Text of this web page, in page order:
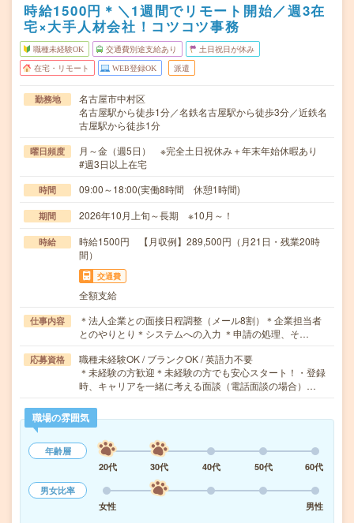
時給1500円＊＼1週間でリモート開始／週3在
宅×大手人材会社！コツコツ事務
職種未経験OK 交通費別途支給あり 土日祝日が休み
在宅・リモート WEB登録OK 派遣
勤務地
名古屋市中村区
名古屋駅から徒歩1分／名鉄名古屋駅から徒歩3分／近鉄名
古屋駅から徒歩1分
曜日頻度
月～金（週5日） ※完全土日祝休み＋年末年始休暇あり
#週3日以上在宅
時間 09:00～18:00(実働8時間 休憩1時間)
期間 2026年10月上旬～長期 ※10月～！
時給
時給1500円 【月収例】289,500円（月21日・残業20時
間）
交通費
全額支給
仕事内容
＊法人企業との面接日程調整（メール8割）＊企業担当者
とのやりとり＊システムへの入力 ＊申請の処理、そ…
応募資格
職種未経験OK / ブランクOK / 英語力不要
＊未経験の方歓迎＊未経験の方でも安心スタート！・登録
時、キャリアを一緒に考える面談（電話面談の場合）…
職場の雰囲気
年齢層
20代
30代 40代 50代
60代
男女比率
女性
男性